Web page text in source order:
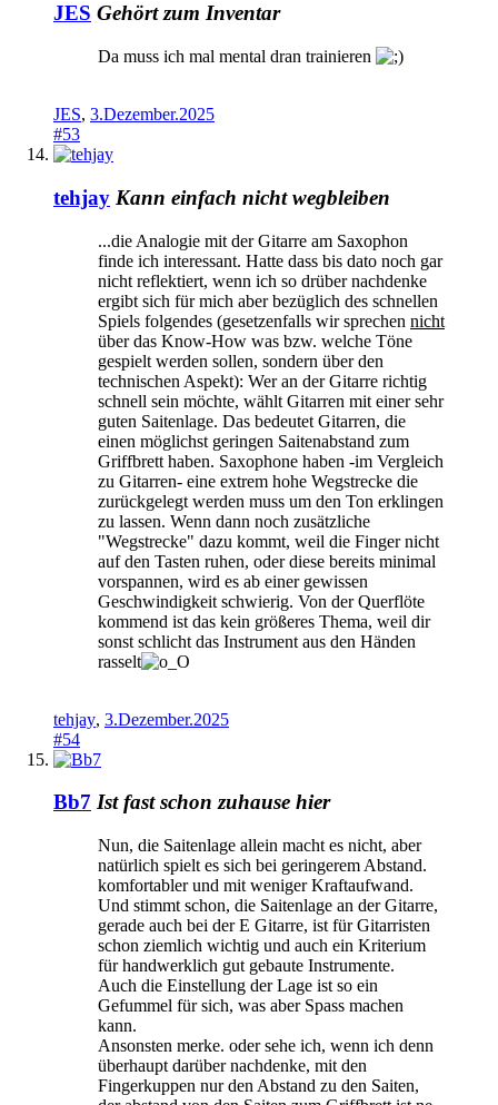
JES Gehört zum Inventar
Da muss ich mal mental dran trainieren
JES, 3.Dezember.2025
#53
tehjay Kann einfach nicht wegbleiben
...die Analogie mit der Gitarre am Saxophon
finde ich interessant. Hatte dass bis dato noch gar
nicht reflektiert, wenn ich so drüber nachdenke
ergibt sich für mich aber bezüglich des schnellen
Spiels folgendes (gesetzenfalls wir sprechen nicht
über das Know-How was bzw. welche Töne
gespielt werden sollen, sondern über den
technischen Aspekt): Wer an der Gitarre richtig
schnell sein möchte, wählt Gitarren mit einer sehr
guten Saitenlage. Das bedeutet Gitarren, die
einen möglichst geringen Saitenabstand zum
Griffbrett haben. Saxophone haben -im Vergleich
zu Gitarren- eine extrem hohe Wegstrecke die
zurückgelegt werden muss um den Ton erklingen
zu lassen. Wenn dann noch zusätzliche
"Wegstrecke" dazu kommt, weil die Finger nicht
auf den Tasten ruhen, oder diese bereits minimal
vorspannen, wird es ab einer gewissen
Geschwindigkeit schwierig. Von der Querflöte
kommend ist das kein größeres Thema, weil dir
sonst schlicht das Instrument aus den Händen
rasselt
tehjay, 3.Dezember.2025
#54
Bb7 Ist fast schon zuhause hier
Nun, die Saitenlage allein macht es nicht, aber
natürlich spielt es sich bei geringerem Abstand.
komfortabler und mit weniger Kraftaufwand.
Und stimmt schon, die Saitenlage an der Gitarre,
gerade auch bei der E Gitarre, ist für Gitarristen
schon ziemlich wichtig und auch ein Kriterium
für handwerklich gut gebaute Instrumente.
Auch die Einstellung der Lage ist so ein
Gefummel für sich, was aber Spass machen
kann.
Ansonsten merke. oder sehe ich, wenn ich denn
überhaupt darüber nachdenke, mit den
Fingerkuppen nur den Abstand zu den Saiten,